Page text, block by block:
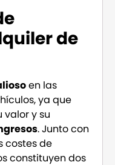
de
en las
ya que
y su
. Junto con
costes de
constituyen dos